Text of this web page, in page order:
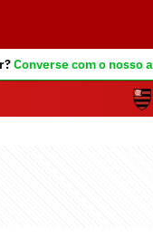
Converse com o nosso